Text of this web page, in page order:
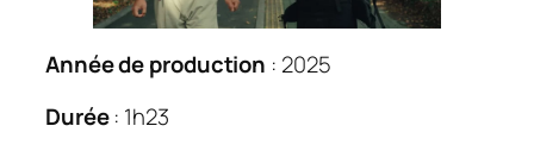
Année de production : 2025
Durée: 1h23